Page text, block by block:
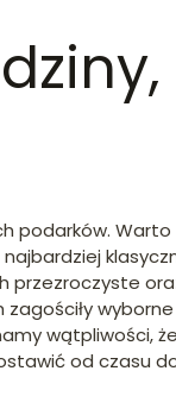
wątpliwości,
od czasu